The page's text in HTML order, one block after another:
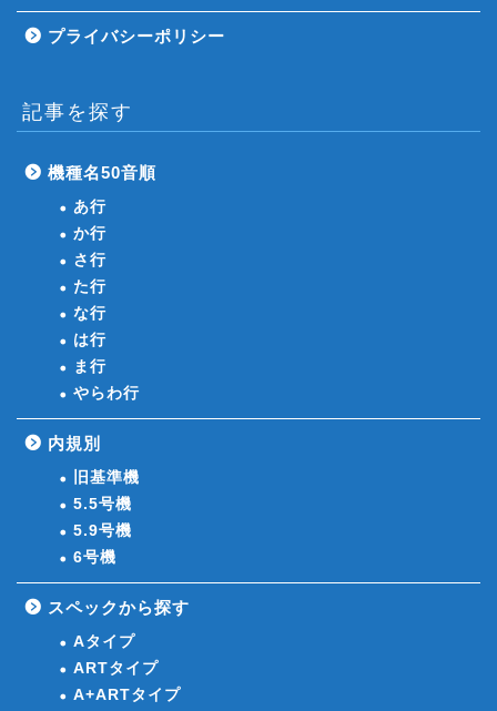
プライバシーポリシー
記事を探す
機種名50音順
あ行
か行
さ行
た行
な行
は行
ま行
やらわ行
内規別
旧基準機
5.5号機
5.9号機
6号機
スペックから探す
Aタイプ
ARTタイプ
A+ARTタイプ